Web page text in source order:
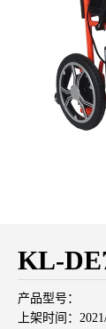
KL-
产品型号：
上架时间：